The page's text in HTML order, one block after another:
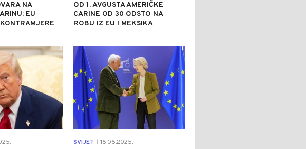
NA
EU
OD 1. AVGUSTA AMERIČKE
CARINE OD 30 ODSTO NA
ROBU IZ EU I MEKSIKA
0
SVIJET 16.06.2025.
1